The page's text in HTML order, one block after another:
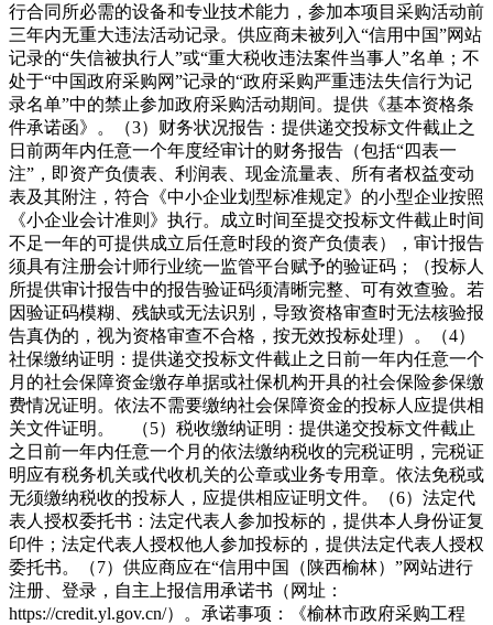
行合同所必需的设备和专业技术能力，参加本项目采购活动前
三年内无重大违法活动记录。供应商未被列入“信用中国”网站
记录的“失信被执行人”或“重大税收违法案件当事人”名单；不
处于“中国政府采购网”记录的“政府采购严重违法失信行为记
录名单”中的禁止参加政府采购活动期间。提供《基本资格条
件承诺函》。（3）财务状况报告：提供递交投标文件截止之
日前两年内任意一个年度经审计的财务报告（包括“四表一
注”，即资产负债表、利润表、现金流量表、所有者权益变动
表及其附注，符合《中小企业划型标准规定》的小型企业按照
《小企业会计准则》执行。成立时间至提交投标文件截止时间
不足一年的可提供成立后任意时段的资产负债表），审计报告
须具有注册会计师行业统一监管平台赋予的验证码；（投标人
所提供审计报告中的报告验证码须清晰完整、可有效查验。若
因验证码模糊、残缺或无法识别，导致资格审查时无法核验报
告真伪的，视为资格审查不合格，按无效投标处理）。（4）
社保缴纳证明：提供递交投标文件截止之日前一年内任意一个
月的社会保障资金缴存单据或社保机构开具的社会保险参保缴
费情况证明。依法不需要缴纳社会保障资金的投标人应提供相
关文件证明。 （5）税收缴纳证明：提供递交投标文件截止
之日前一年内任意一个月的依法缴纳税收的完税证明，完税证
明应有税务机关或代收机关的公章或业务专用章。依法免税或
无须缴纳税收的投标人，应提供相应证明文件。（6）法定代
表人授权委托书：法定代表人参加投标的，提供本人身份证复
印件；法定代表人授权他人参加投标的，提供法定代表人授权
委托书。（7）供应商应在“信用中国（陕西榆林）”网站进行
注册、登录，自主上报信用承诺书（网址：
https://credit.yl.gov.cn/）。承诺事项：《榆林市政府采购工程